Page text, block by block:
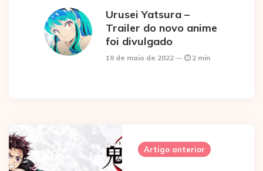
Urusei Yatsura –
Trailer do novo anime
foi divulgado
19 de maio de 2022 2 min
Post
navigation
Artigo anterior